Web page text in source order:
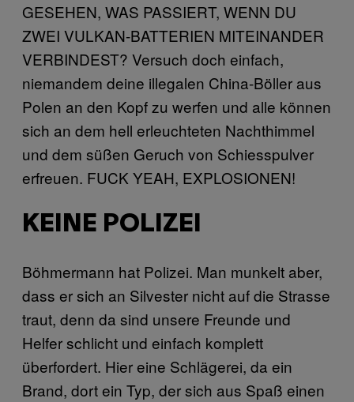
GESEHEN, WAS PASSIERT, WENN DU
ZWEI VULKAN-BATTERIEN MITEINANDER
VERBINDEST? Versuch doch einfach,
niemandem deine illegalen China-Böller aus
Polen an den Kopf zu werfen und alle können
sich an dem hell erleuchteten Nachthimmel
und dem süßen Geruch von Schiesspulver
erfreuen. FUCK YEAH, EXPLOSIONEN!
KEINE POLIZEI
Böhmermann hat Polizei. Man munkelt aber,
dass er sich an Silvester nicht auf die Strasse
traut, denn da sind unsere Freunde und
Helfer schlicht und einfach komplett
überfordert. Hier eine Schlägerei, da ein
Brand, dort ein Typ, der sich aus Spaß einen